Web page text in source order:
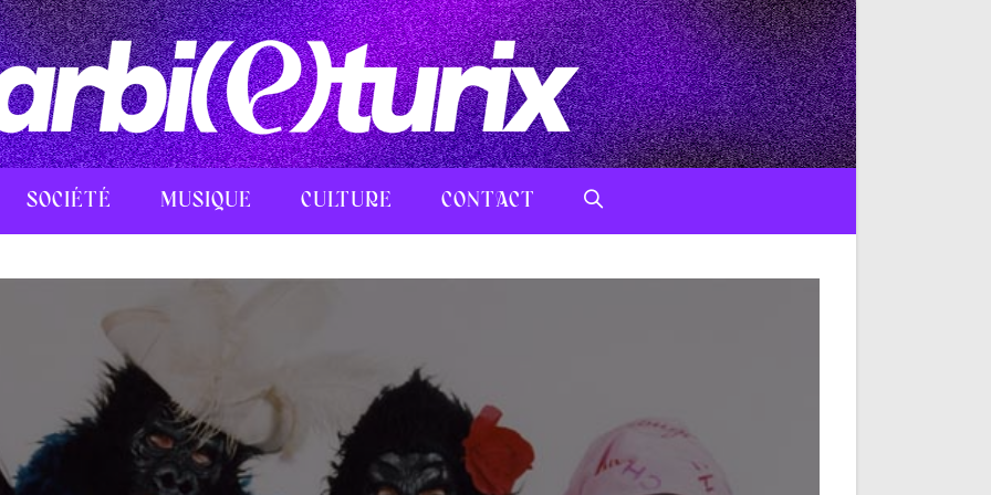
SOCIÉTÉ MUSIQUE CULTURE CONTACT TOGGLE